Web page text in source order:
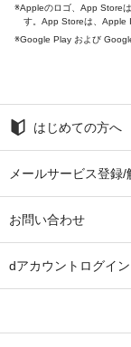
Appleのロゴ、App Store
す。App Storeは、Apple
Google Play および
はじめての方へ
メールサービス登録/
お問い合わせ
dアカウントログイン